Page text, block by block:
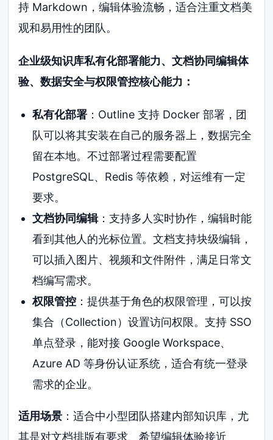
持 Markdown，编辑体验流畅，适合注重文档美
观和易用性的团队。
企业级知识库私有化部署能力、文档协同编辑体
验、数据安全与权限管控核心能力：
私有化部署：Outline 支持 Docker 部署，团
队可以将其安装在自己的服务器上，数据完全
留在本地。不过部署过程需要配置
PostgreSQL、Redis 等依赖，对运维有一定
要求。
文档协同编辑：支持多人实时协作，编辑时能
看到其他人的光标位置。文档支持块级编辑，
可以插入图片、视频和文件附件，满足日常文
档编写需求。
权限管控：提供基于角色的权限管理，可以按
集合（Collection）设置访问权限。支持 SSO
单点登录，能对接 Google Workspace、
Azure AD 等身份认证系统，适合有统一登录
需求的企业。
适用场景 ：适合中小型团队搭建内部知识库，尤
其是对文档排版有要求、希望编辑体验接近